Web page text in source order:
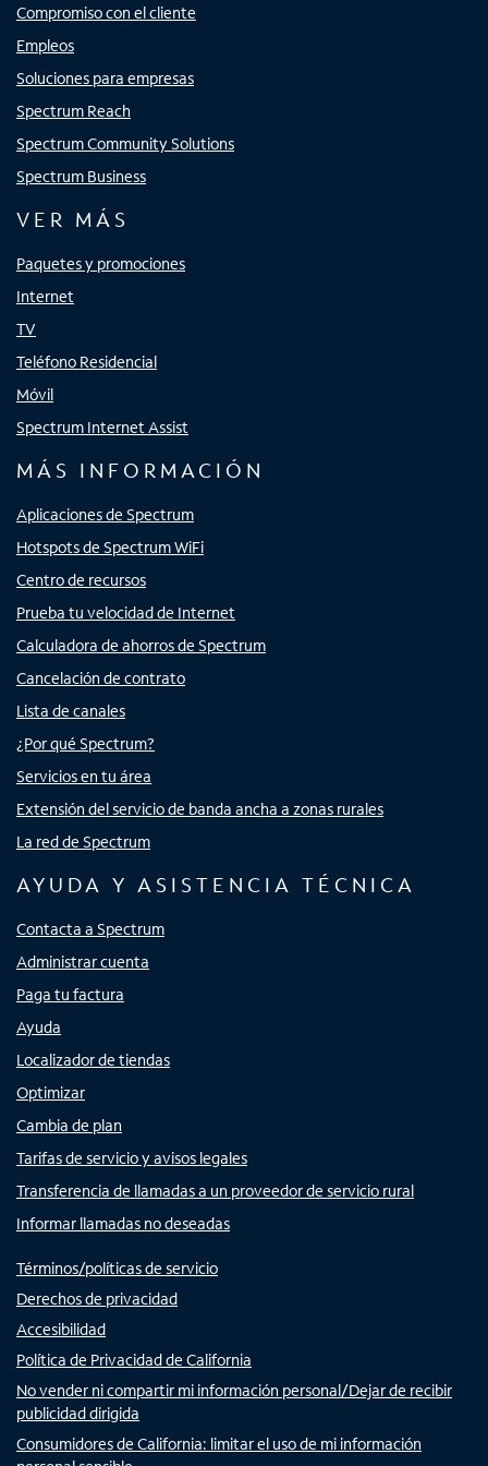
Compromiso con el cliente
Empleos
Soluciones para empresas
Spectrum Reach
Spectrum Community Solutions
Spectrum Business
VER MÁS
Paquetes y promociones
Internet
TV
Teléfono Residencial
Móvil
Spectrum Internet Assist
MÁS INFORMACIÓN
Aplicaciones de Spectrum
Hotspots de Spectrum WiFi
Centro de recursos
Prueba tu velocidad de Internet
Calculadora de ahorros de Spectrum
Cancelación de contrato
Lista de canales
¿Por qué Spectrum?
Servicios en tu área
Extensión del servicio de banda ancha a zonas rurales
La red de Spectrum
AYUDA Y ASISTENCIA TÉCNICA
Contacta a Spectrum
Administrar cuenta
Paga tu factura
Ayuda
Localizador de tiendas
Optimizar
Cambia de plan
Tarifas de servicio y avisos legales
Transferencia de llamadas a un proveedor de servicio rural
Informar llamadas no deseadas
Términos/políticas de servicio
Derechos de privacidad
Accesibilidad
Política de Privacidad de California
No vender ni compartir mi información personal/Dejar de recibir
publicidad dirigida
Consumidores de California: limitar el uso de mi información